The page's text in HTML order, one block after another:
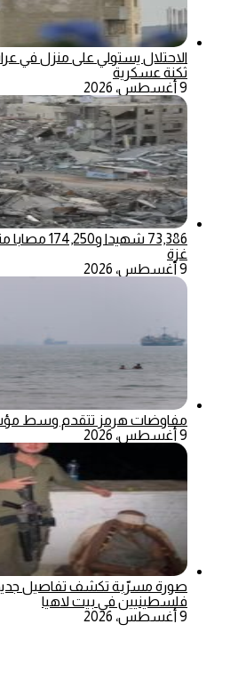
الاحتلال يستولي على منزل في
ثكنة عسكرية
9 أغسطس، 2026
73,386
غزة
9 أغسطس، 2026
مفاوضات هرمز تتقدم وسط
9 أغسطس، 2026
صورة مسرّبة تكشف تفاصيل
فلسطينيين في بيت لاهيا
9 أغسطس، 2026